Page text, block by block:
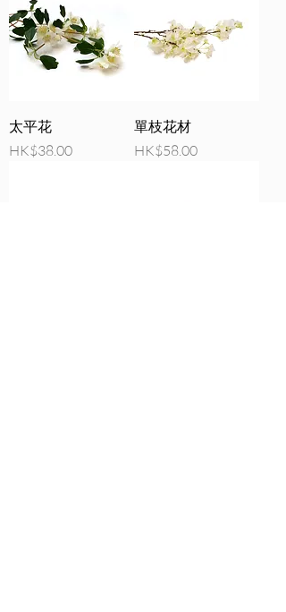
太平花
價格
HK$38.00
單枝花材
價格
HK$58.00